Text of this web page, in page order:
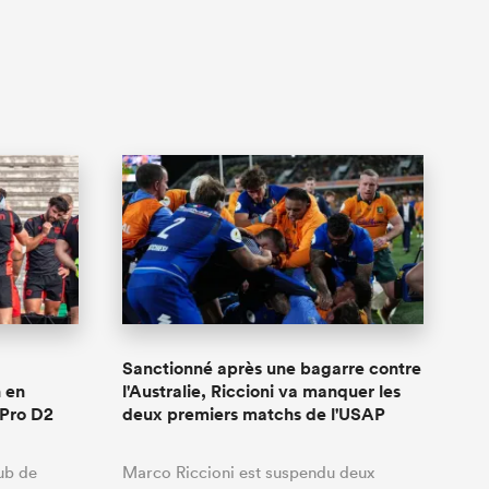
en
D2
de
Sanctionné après une bagarre contre
l'Australie, Riccioni va manquer les
deux premiers matchs de l'USAP
Marco Riccioni est suspendu deux